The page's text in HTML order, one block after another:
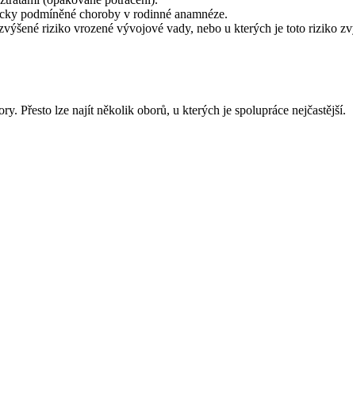
podmíněné choroby v rodinné anamnéze.
riziko vrozené vývojové vady, nebo u kterých je toto riziko
Přesto lze najít několik oborů, u kterých je spolupráce nejčastější.